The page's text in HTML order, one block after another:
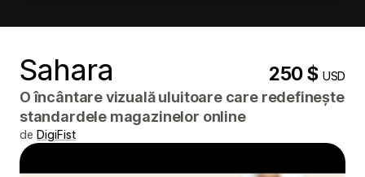
Sahara 250 $USD
O încântare vizuală uluitoare care redefinește
standardele magazinelor online
de DigiFist